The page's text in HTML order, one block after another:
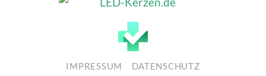
IMPRESSUM DATENSCHUTZ